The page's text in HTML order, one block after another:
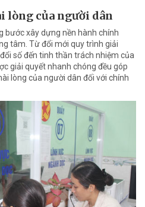
lòng của người dân
bước xây dựng nền hành chính
tâm. Từ đổi mới quy trình giải
số đến tinh thần trách nhiệm của
giải quyết nhanh chóng đều góp
lòng của người dân đối với chính